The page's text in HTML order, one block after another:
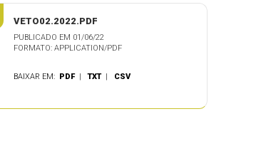
VETO02.2022.PDF
PUBLICADO EM 01/06/22
FORMATO: APPLICATION/PDF
BAIXAR EM: PDF |TXT | CSV